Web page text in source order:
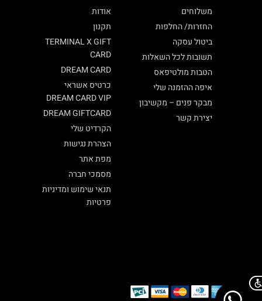
אודות
תקנון
TERMINAL X GIFT
CARD
DREAM CARD
כרטיס אשראי
DREAM CARD VIP
DREAM GIFTCARD
הקרדיט שלי
הצהרת נגישות
מפת אתר
מסמכי חברה
תנאי שימוש ומדיניות
פרטיות
משלוחים
החזרות/ החלפות
ביטול עסקה
תשובות לכל השאלות
הטבות מולטיפאס
איפה ההזמנה שלי
מבקר פנים – מקשיבון
יצירת קשר